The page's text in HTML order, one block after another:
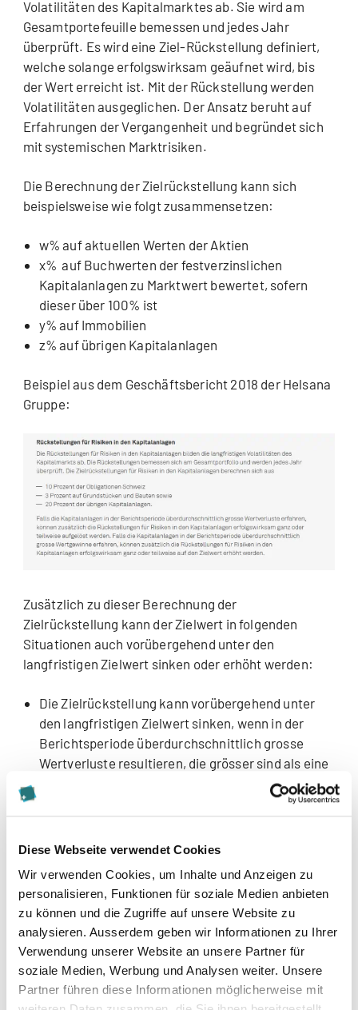
Diese Webseite verwendet Cookies
Wir verwenden Cookies, um Inhalte und Anzeigen zu
personalisieren, Funktionen für soziale Medien anbieten
zu können und die Zugriffe auf unsere Website zu
analysieren. Ausserdem geben wir Informationen zu Ihrer
Verwendung unserer Website an unsere Partner für
soziale Medien, Werbung und Analysen weiter. Unsere
Partner führen diese Informationen möglicherweise mit
Volatilitäten des Kapitalmarktes ab. Sie wird am
Gesamtportefeuille bemessen und jedes Jahr
überprüft. Es wird eine Ziel-Rückstellung definiert,
welche solange erfolgswirksam geäufnet wird, bis
der Wert erreicht ist. Mit der Rückstellung werden
Volatilitäten ausgeglichen. Der Ansatz beruht auf
Erfahrungen der Vergangenheit und begründet sich
mit systemischen Marktrisiken.
Die Berechnung der Zielrückstellung kann sich
beispielsweise wie folgt zusammensetzen:
w% auf aktuellen Werten der Aktien
x% auf Buchwerten der festverzinslichen
Kapitalanlagen zu Marktwert bewertet, sofern
dieser über 100% ist
y% auf Immobilien
z% auf übrigen Kapitalanlagen
Beispiel aus dem Geschäftsbericht 2018 der Helsana
Gruppe:
Zusätzlich zu dieser Berechnung der
Zielrückstellung kann der Zielwert in folgenden
Situationen auch vorübergehend unter den
langfristigen Zielwert sinken oder erhöht werden:
Die Zielrückstellung kann vorübergehend unter
den langfristigen Zielwert sinken, wenn in der
Berichtsperiode überdurchschnittlich grosse
Wertverluste resultieren, die grösser sind als eine
Standardabweichung oder ein definierter %-Satz
einer Standardabweichung. Die Anpassung erfolgt
oder teilweise auf den Zielwert erhöht werden,
wenn in der Berichtsperiode überdurchschnittlich
grosse Wertgewinne resultieren, die grösser sind
als eine Standardabweichung oder ein definierter
%-Satz einer Standardabweichung. Die
Anpassung erfolgt über die Erfolgsrechnung.